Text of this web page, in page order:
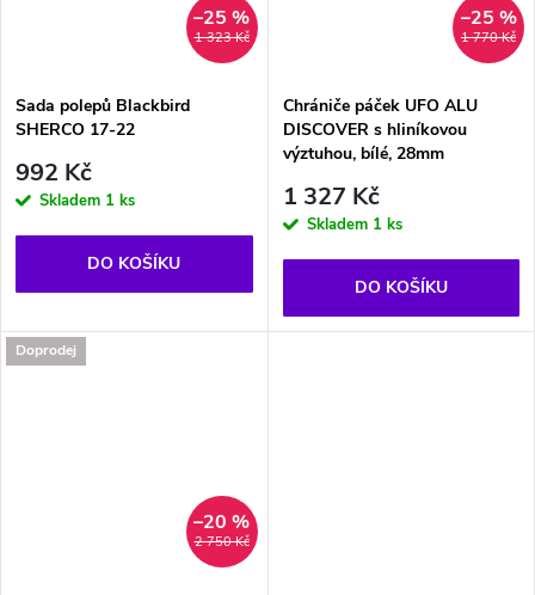
1 323 Kč
–25 %
Sada polepů Blackbird
SHERCO 17-22
992 Kč
Skladem 1 ks
DO KOŠÍKU
1 770 Kč
–25 %
Chrániče páček UFO ALU
DISCOVER s hliníkovou
výztuhou, bílé, 28mm
1 327 Kč
Skladem 1 ks
DO KOŠÍKU
Doprodej
2 750 Kč
–20 %